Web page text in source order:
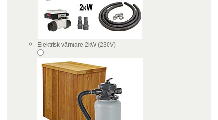
Elektrisk värmare 2kW (230V)